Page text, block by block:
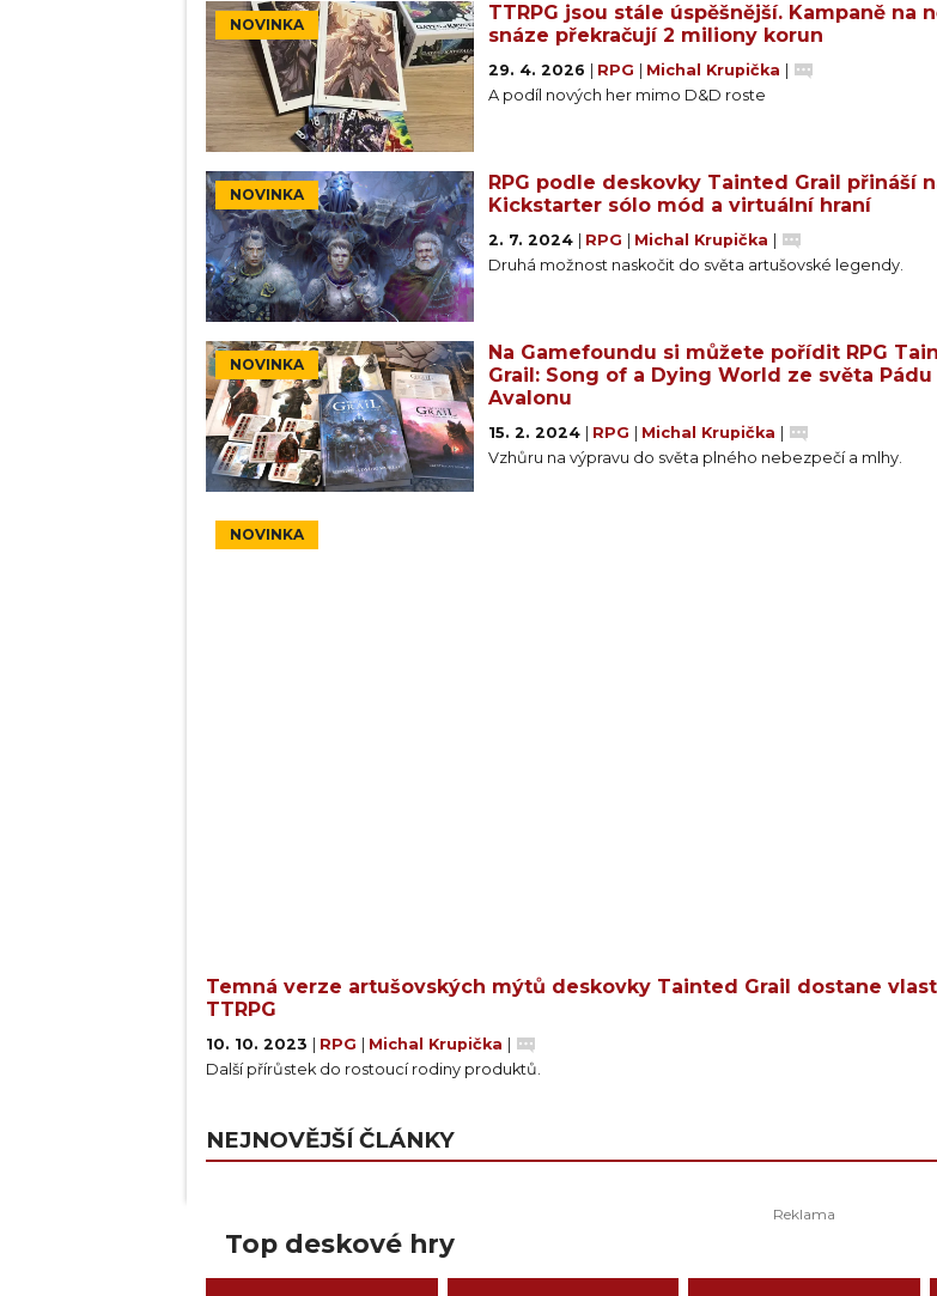
NOVINKA
TTRPG jsou stále úspěšnější. Kampaně na
snáze překračují 2 miliony korun
29. 4. 2026 RPG Michal Krupička
A podíl nových her mimo D&D roste
NOVINKA
RPG podle deskovky Tainted Grail přináší
Kickstarter sólo mód a virtuální hraní
2. 7. 2024 RPG Michal Krupička
Druhá možnost naskočit do světa artušovské legendy.
NOVINKA
Na Gamefoundu si můžete pořídit RPG
Grail: Song of a Dying World ze světa Pádu
Avalonu
15. 2. 2024 RPG Michal Krupička
Vzhůru na výpravu do světa plného nebezpečí a mlhy.
NOVINKA
Temná verze artušovských mýtů deskovky Tainted Grail dostane
TTRPG
10. 10. 2023 RPG Michal Krupička
Další přírůstek do rostoucí rodiny produktů.
NEJNOVĚJŠÍ ČLÁNKY
Top deskové hry